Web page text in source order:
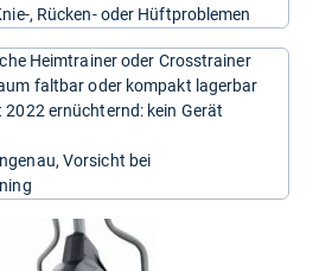
, Rücken- oder Hüftproblemen
Heimtrainer oder Crosstrainer
faltbar oder kompakt lagerbar
ernüchternd: kein Gerät
Vorsicht bei